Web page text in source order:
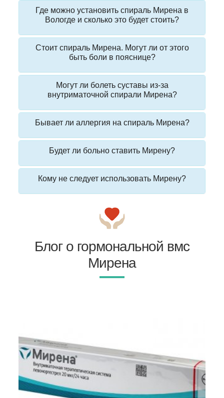
Где можно установить спираль Мирена в
Вологде и сколько это будет стоить?
Стоит спираль Мирена. Могут ли от этого
быть боли в пояснице?
Могут ли болеть суставы из-за
внутриматочной спирали Мирена?
Бывает ли аллергия на спираль Мирена?
Будет ли больно ставить Мирену?
Кому не следует использовать Мирену?
Блог о гормональной вмс
Мирена